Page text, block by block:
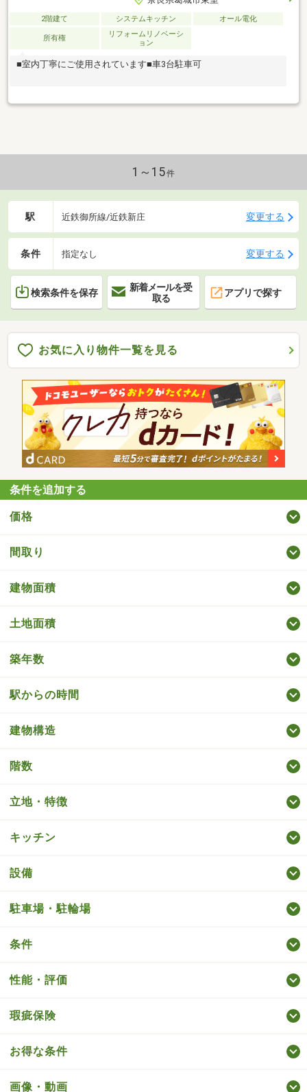
2階建て システムキッチン オール電化
所有権
リフォームリノベーシ
ョン
■室内丁寧にご使用されています■車3台駐車可
1～15件
駅 近鉄御所線/近鉄新庄 変更する
条件 指定なし 変更する
検索条件を保存
新着メールを受
取る
アプリで探す
お気に入り物件一覧を見る
条件を追加する
価格
間取り
建物面積
土地面積
築年数
駅からの時間
建物構造
階数
立地・特徴
キッチン
設備
駐車場・駐輪場
条件
性能・評価
瑕疵保険
お得な条件
画像・動画